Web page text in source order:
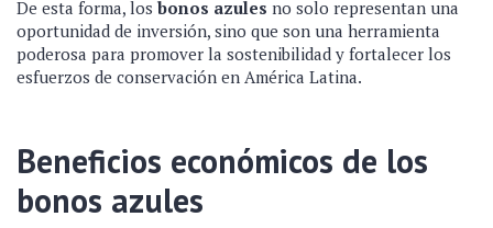
De esta forma, los bonos azules no solo representan una
oportunidad de inversión, sino que son una herramienta
poderosa para promover la sostenibilidad y fortalecer los
esfuerzos de conservación en América Latina.
Beneficios económicos de los
bonos azules